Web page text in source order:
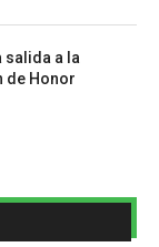
salida a la
de Honor